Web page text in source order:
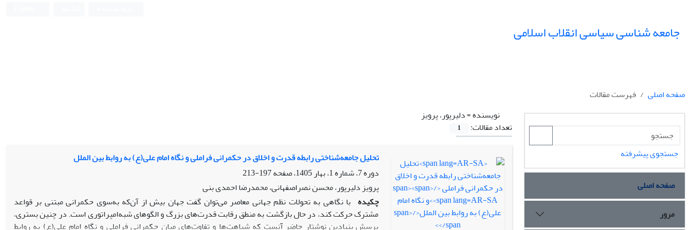
جامعه شناسی سیاسی انقلاب اسلامی
صفحه اصلی
فهرست مقالات
نویسنده =دلیرپور، پرویز
تعداد مقالات:
1
تحلیل جامعه‌شناختی رابطه قدرت و اخلاق در حکمرانی فراملیو نگاه امام علی(ع) به روابط بین الملل
دوره 7، شماره 1، بهار 1405، صفحه
197-213
پرویز دلیرپور، محسن نصراصفهانی، محمدرضا احمدی بنی
چکیده با نگاهی به تحولات نظم جهانی معاصر می‌توان گفت جهان بیش از آن‌که به‌سوی حکمرانی مبتنی بر قواعد
مشترک حرکت کند، در حال بازگشت به منطق رقابت قدرت‌های بزرگ و الگوهای شبه‌امپراتوری است. در چنین بستری،
پرسش بنیادین نوشتار حاضر آنست که شباهت‌ها و تفاوت‌های میان حکمرانی فراملی و نگاه امام علی(ع) به روابط
جستجوی پیشرفته
صفحه اصلی
مرور